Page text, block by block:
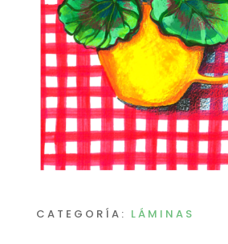
CATEGORÍA: LÁMINAS